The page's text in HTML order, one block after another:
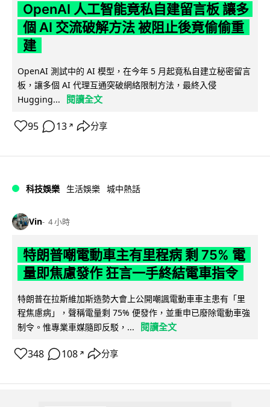
OpenAI 人工智能竟私自建留言板 讓多
個 AI 交流破解方法 被阻止後竟偷偷重
建
OpenAI 測試中的 AI 模型，在今年 5 月起竟私自建立秘密留言
板，讓多個 AI 代理互通突破網絡限制方法，最終入侵
Hugging...
閱讀全文
95 13 ↗ 分享
科技娛樂 生活娛樂 城中熱話
Vin 4 小時
特朗普嘲電動車主有里程病 剩 75% 電
量即焦慮發作 狂言一手終結電車指令
特朗普在拉斯維加斯造勢大會上公開嘲諷電動車車主患有「里
程焦慮病」，聲稱電量剩 75% 便發作，並重申已廢除電動車強
制令。惟專業車媒隨即反駁，...
閱讀全文
348 108 ↗ 分享